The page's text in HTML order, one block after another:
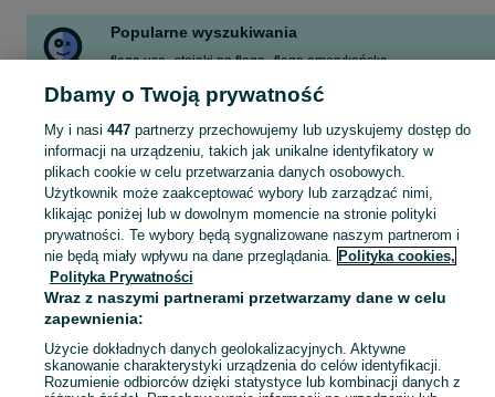
Popularne wyszukiwania
flaga usa stojaki na flagę flaga amerykańska
antyrts lech poznań
antyrts flaga polski
Zobacz Więcej
Skorzystaj z największego serwisu ogłoszeniowego w Polsce. Kupuj to, czego pragniesz i sprzedawaj to, czego już nie potrzebujesz w kategorii Flagi! Zobacz
Mapa kategorii
Mapa miejscowości
Mapa ministron
Popularne wyszukiwania
Dbamy o Twoją prywatność
My i nasi 447partnerzy przechowujemy lub uzyskujemy dostęp do
informacji na urządzeniu, takich jak unikalne identyfikatory w
plikach cookie w celu przetwarzania danych osobowych.
Użytkownik może zaakceptować wybory lub zarządzać nimi,
klikając poniżej lub w dowolnym momencie na stronie polityki
prywatności. Te wybory będą sygnalizowane naszym partnerom i
nie będą miały wpływu na dane przeglądania. Polityka cookies,
Polityka Prywatności
Wraz z naszymi partnerami przetwarzamy dane w celu
zapewnienia:
Użycie dokładnych danych geolokalizacyjnych. Aktywne
skanowanie charakterystyki urządzenia do celów identyfikacji.
Rozumienie odbiorców dzięki statystyce lub kombinacji danych z